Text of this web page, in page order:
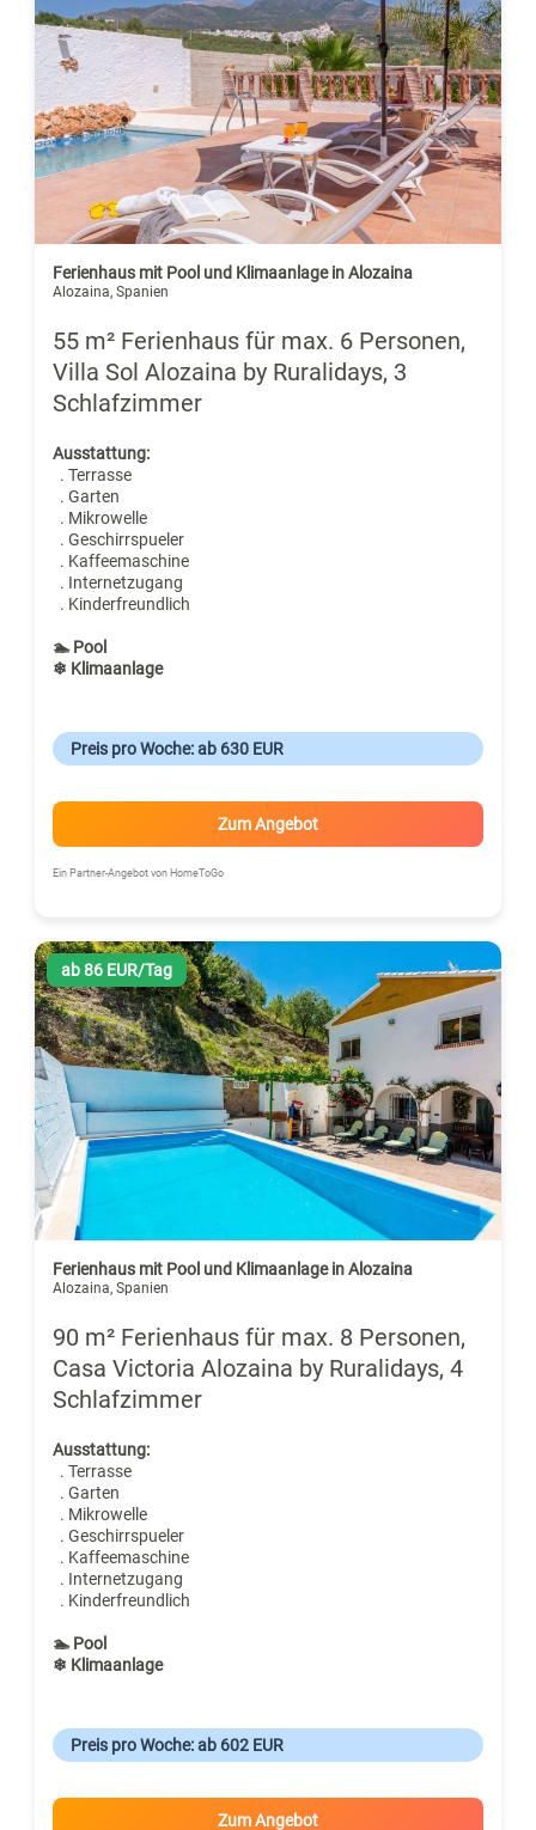
Ferienhaus mit Pool und Klimaanlage in Alozaina
Alozaina, Spanien
55 m² Ferienhaus für max. 6 Personen,
Villa Sol Alozaina by Ruralidays, 3
Schlafzimmer
Ausstattung:
. Terrasse
. Garten
. Mikrowelle
. Geschirrspueler
. Kaffeemaschine
. Internetzugang
. Kinderfreundlich
🏊 Pool
❄ Klimaanlage
Preis pro Woche: ab 630 EUR
Zum Angebot
Ein Partner-Angebot von HomeToGo
ab 86 EUR/Tag
Ferienhaus mit Pool und Klimaanlage in Alozaina
Alozaina, Spanien
90 m² Ferienhaus für max. 8 Personen,
Casa Victoria Alozaina by Ruralidays, 4
Schlafzimmer
Ausstattung:
. Terrasse
. Garten
. Mikrowelle
. Geschirrspueler
. Kaffeemaschine
. Internetzugang
. Kinderfreundlich
🏊 Pool
❄ Klimaanlage
Preis pro Woche: ab 602 EUR
Zum Angebot